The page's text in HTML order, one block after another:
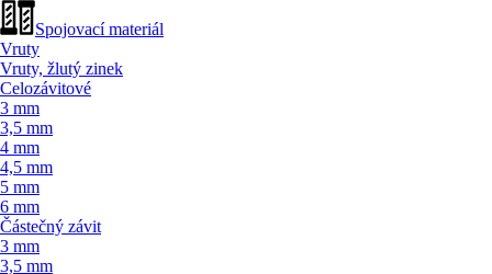
Spojovací materiál
Vruty
Vruty, žlutý zinek
Celozávitové
3 mm
3,5 mm
4 mm
4,5 mm
5 mm
6 mm
Částečný závit
3 mm
3,5 mm